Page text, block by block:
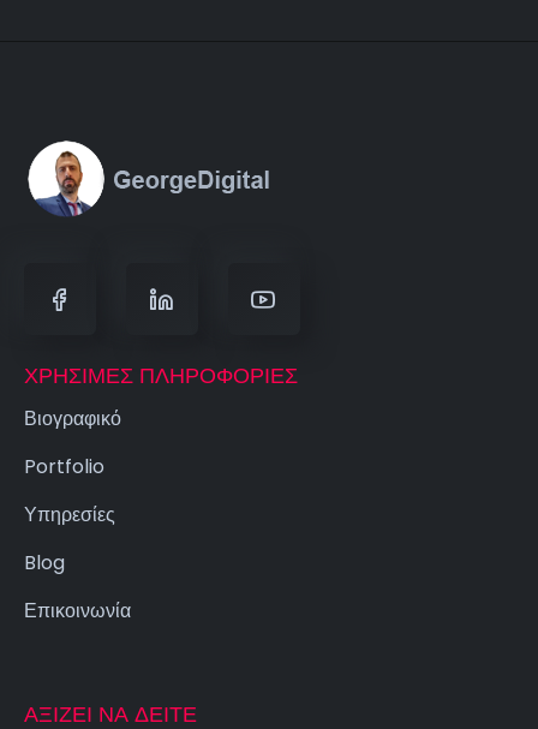
ΧΡΉΣΙΜΕΣ ΠΛΗΡΟΦΟΡΊΕΣ
Βιογραφικό
Portfolio
Υπηρεσίες
Blog
Επικοινωνία
ΑΞΊΖΕΙ ΝΑ ΔΕΊΤΕ